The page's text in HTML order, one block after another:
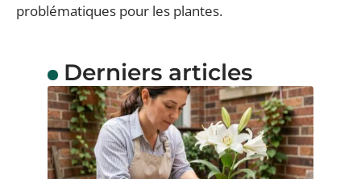
problématiques pour les plantes.
Derniers articles